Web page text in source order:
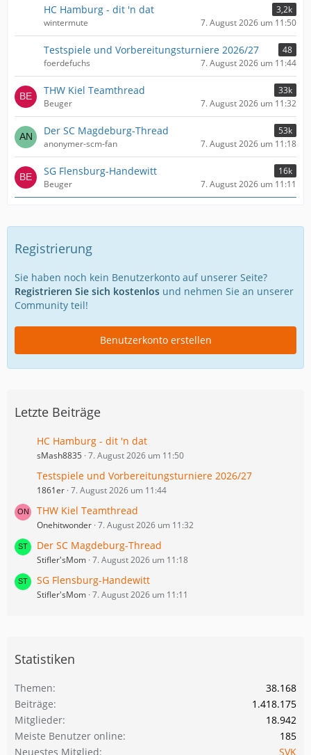
HC Hamburg - dit 'n dat
3,2k
wintermute
7. August 2026 um 11:50
Testspiele und Vorbereitungsturniere 2026/27
48
foerdefuchs
7. August 2026 um 11:44
THW Kiel Teamthread
33k
Beuger
7. August 2026 um 11:32
Der SC Magdeburg-Thread
53k
anonymer-scm-fan
7. August 2026 um 11:18
SG Flensburg-Handewitt
16k
Beuger
7. August 2026 um 11:11
Registrierung
Sie haben noch kein Benutzerkonto auf unserer Seite?
Registrieren Sie sich kostenlos und nehmen Sie an unserer
Community teil!
Benutzerkonto erstellen
Letzte Beiträge
HC Hamburg - dit 'n dat
sMash8835 7. August 2026 um 11:50
Testspiele und Vorbereitungsturniere 2026/27
1861er 7. August 2026 um 11:44
THW Kiel Teamthread
Onehitwonder 7. August 2026 um 11:32
Der SC Magdeburg-Thread
Stifler'sMom 7. August 2026 um 11:18
SG Flensburg-Handewitt
Stifler'sMom 7. August 2026 um 11:11
Statistiken
Themen
38.168
Beiträge
1.418.175
Mitglieder
18.942
Meiste Benutzer online
185
Neuestes Mitglied
SVK